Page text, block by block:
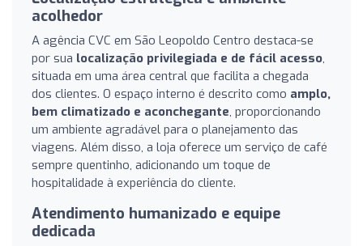
acolhedor
A agência CVC em São Leopoldo Centro destaca-se
por sua localização privilegiada e de fácil acesso,
situada em uma área central que facilita a chegada
dos clientes. O espaço interno é descrito como amplo,
bem climatizado e aconchegante, proporcionando
um ambiente agradável para o planejamento das
viagens. Além disso, a loja oferece um serviço de café
sempre quentinho, adicionando um toque de
hospitalidade à experiência do cliente.
Atendimento humanizado e equipe
dedicada